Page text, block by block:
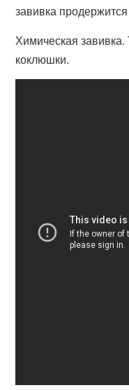
завивка
Химическая завивка.
коклюшки.